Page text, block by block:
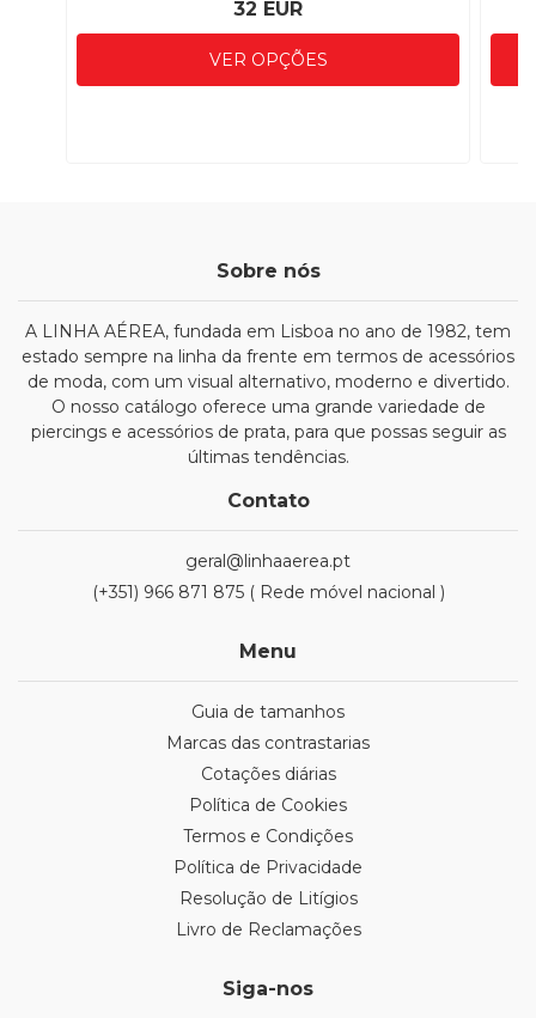
32 EUR
VER OPÇÕES
Sobre nós
A LINHA AÉREA, fundada em Lisboa no ano de 1982, tem
estado sempre na linha da frente em termos de acessórios
de moda, com um visual alternativo, moderno e divertido.
O nosso catálogo oferece uma grande variedade de
piercings e acessórios de prata, para que possas seguir as
últimas tendências.
Contato
geral@linhaaerea.pt
(+351) 966 871 875 ( Rede móvel nacional )
Menu
Guia de tamanhos
Marcas das contrastarias
Cotações diárias
Política de Cookies
Termos e Condições
Política de Privacidade
Resolução de Litígios
Livro de Reclamações
Siga-nos